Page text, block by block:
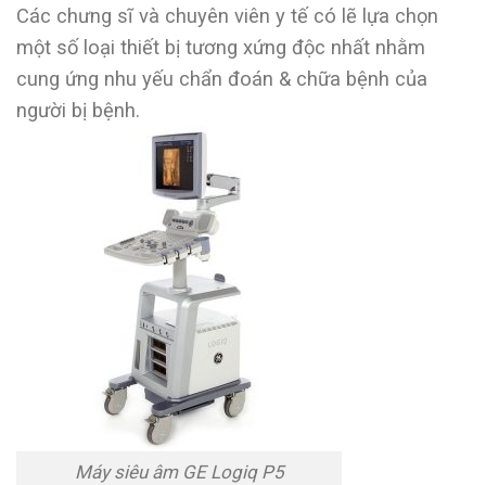
Các chưng sĩ và chuyên viên y tế có lẽ lựa chọn
một số loại thiết bị tương xứng độc nhất nhằm
cung ứng nhu yếu chẩn đoán & chữa bệnh của
người bị bệnh.
Máy siêu âm GE Logiq P5